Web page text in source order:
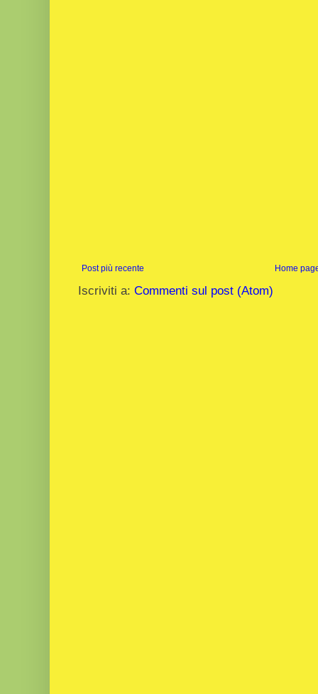
Post più recente Home
Iscriviti a: Commenti sul post (Atom)